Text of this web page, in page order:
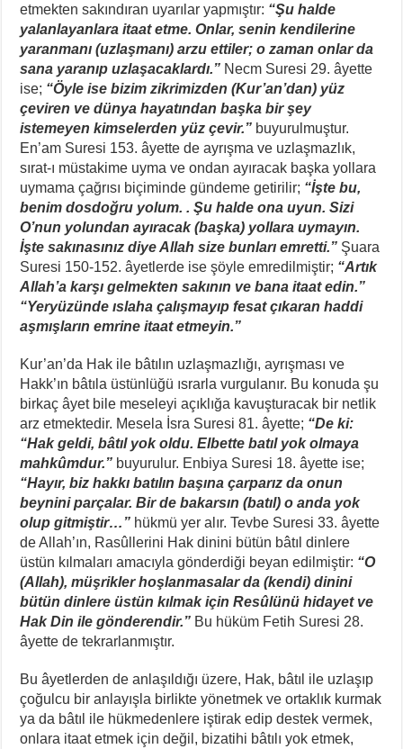
etmekten sakındıran uyarılar yapmıştır: “Şu halde
yalanlayanlara itaat etme. Onlar, senin kendilerine
yaranmanı (uzlaşmanı) arzu ettiler; o zaman onlar da
sana yaranıp uzlaşacaklardı.” Necm Suresi 29. âyette
ise; “Öyle ise bizim zikrimizden (Kur’an’dan) yüz
çeviren ve dünya hayatından başka bir şey
istemeyen kimselerden yüz çevir.” buyurulmuştur.
En’am Suresi 153. âyette de ayrışma ve uzlaşmazlık,
sırat-ı müstakime uyma ve ondan ayıracak başka yollara
uymama çağrısı biçiminde gündeme getirilir; “İşte bu,
benim dosdoğru yolum. . Şu halde ona uyun. Sizi
O’nun yolundan ayıracak (başka) yollara uymayın.
İşte sakınasınız diye Allah size bunları emretti.” Şuara
Suresi 150-152. âyetlerde ise şöyle emredilmiştir; “Artık
Allah’a karşı gelmekten sakının ve bana itaat edin.”
“Yeryüzünde ıslaha çalışmayıp fesat çıkaran haddi
aşmışların emrine itaat etmeyin.”
Kur’an’da Hak ile bâtılın uzlaşmazlığı, ayrışması ve
Hakk’ın bâtıla üstünlüğü ısrarla vurgulanır. Bu konuda şu
birkaç âyet bile meseleyi açıklığa kavuşturacak bir netlik
arz etmektedir. Mesela İsra Suresi 81. âyette; “De ki:
“Hak geldi, bâtıl yok oldu. Elbette batıl yok olmaya
mahkûmdur.” buyurulur. Enbiya Suresi 18. âyette ise;
“Hayır, biz hakkı batılın başına çarparız da onun
beynini parçalar. Bir de bakarsın (batıl) o anda yok
olup gitmiştir…” hükmü yer alır. Tevbe Suresi 33. âyette
de Allah’ın, Rasûllerini Hak dinini bütün bâtıl dinlere
üstün kılmaları amacıyla gönderdiği beyan edilmiştir: “O
(Allah), müşrikler hoşlanmasalar da (kendi) dinini
bütün dinlere üstün kılmak için Resûlünü hidayet ve
Hak Din ile gönderendir.” Bu hüküm Fetih Suresi 28.
âyette de tekrarlanmıştır.
Bu âyetlerden de anlaşıldığı üzere, Hak, bâtıl ile uzlaşıp
çoğulcu bir anlayışla birlikte yönetmek ve ortaklık kurmak
ya da bâtıl ile hükmedenlere iştirak edip destek vermek,
onlara itaat etmek için değil, bizatihi bâtılı yok etmek,